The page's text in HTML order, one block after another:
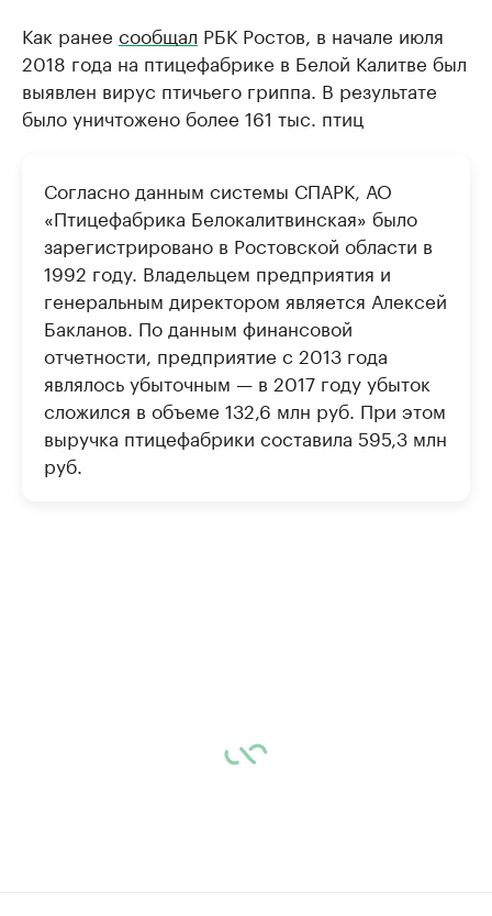
Как ранее сообщал РБК Ростов, в начале июля
2018 года на птицефабрике в Белой Калитве был
выявлен вирус птичьего гриппа. В результате
было уничтожено более 161 тыс. птиц
Согласно данным системы СПАРК, АО
«Птицефабрика Белокалитвинская» было
зарегистрировано в Ростовской области в
1992 году. Владельцем предприятия и
генеральным директором является Алексей
Бакланов. По данным финансовой
отчетности, предприятие с 2013 года
являлось убыточным — в 2017 году убыток
сложился в объеме 132,6 млн руб. При этом
выручка птицефабрики составила 595,3 млн
руб.